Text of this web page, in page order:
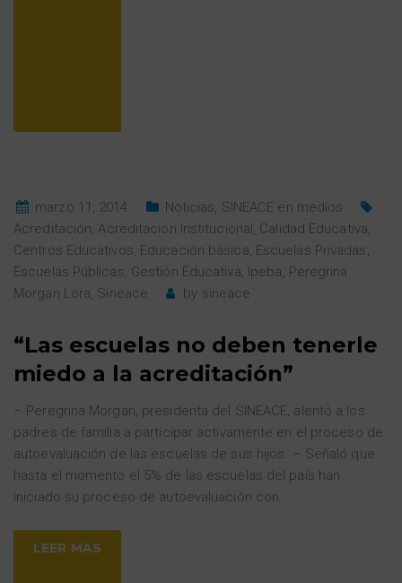
marzo 11, 2014 Noticias, SINEACE en medios
Acreditación, Acreditación Institucional, Calidad Educativa,
Centros Educativos, Educación básica, Escuelas Privadas,
Escuelas Públicas, Gestión Educativa, Ipeba, Peregrina
Morgan Lora, Sineace by sineace
“Las escuelas no deben tenerle
miedo a la acreditación”
– Peregrina Morgan, presidenta del SINEACE, alentó a los
padres de familia a participar activamente en el proceso de
autoevaluación de las escuelas de sus hijos. – Señaló que
hasta el momento el 5% de las escuelas del país han
iniciado su proceso de autoevaluación con
LEER MAS